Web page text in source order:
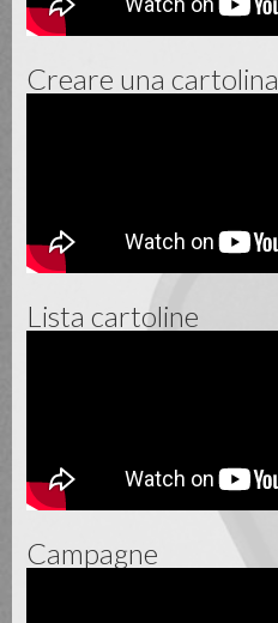
Creare una cartolina
Lista cartoline
Campagne